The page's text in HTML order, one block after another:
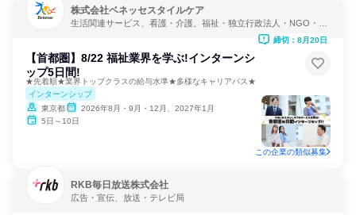
株式会社ベネッセスタイルケア
生活関連サービス、看護・介護、福祉・独立行政法人・NGO・N
【首都圏】8/22 福祉業界を学ぶ!インターンシ
ップ5日間!
★先着順★業界トップクラスの給与水準★多様なキャリアパス★
インターンシップ
東京都
2026年8月・9月・12月、2027年1月
5日～10日
締切：8月20日
この企業の類似募集
RKB毎日放送株式会社
広告・宣伝、放送・テレビ局